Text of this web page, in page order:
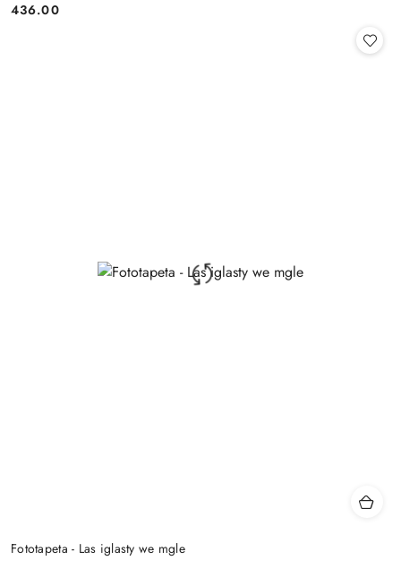
Cena:
436.00
Fototapeta - Las iglasty we mgle